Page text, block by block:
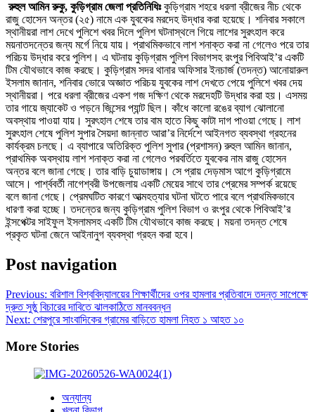
রুহুল আমিন রুকু, কুড়িগ্রাম জেলা প্রতিনিধিঃকুড়িগ্রাম শহরে ধরলা ব্রীজের নীচ থেকে
রাজু হোসেন অন্তর (২৫) নামে এক যুবকের মরদেহ উদ্ধার করা হয়েছে। শনিবার সকালে
স্থানীয়রা লাশ দেখে পুলিশে খবর দিলে পুলিশ ঘটনাস্থলে গিয়ে লাশের সুরৎহাল করে
ময়নাতদন্তের জন্য মর্গে নিয়ে যায়। প্রাথমিকভাবে লাশ শনাক্ত করা না গেলেও পরে তার
পরিচয় উদ্ধার করে পুলিশ। এ ঘটনায় কুড়িগ্রাম পুলিশ বিভাগসহ রংপুর পিবিআই’র একটি
টিম যৌথভাবে কাজ করছে। কুড়িগ্রাম সদর থানার অফিসার ইনচার্জ (তদন্ত) আনোয়ারুল
ইসলাম জানান, শনিবার ভোরে অজ্ঞাত পরিচয় যুবকের লাশ দেখতে পেয়ে পুলিশে খবর দেয়
স্থানীয়রা। পরে ধরলা ব্রীজের একশ গজ দক্ষিণ থেকে মরদেহটি উদ্ধার করা হয়। এসময়
তার গায়ে জ্যাকেট ও পড়নে জিন্সের প্যান্ট ছিল। কাঁধে কালো রঙের ব্যাগ ঝোলানো
অবস্থায় পাওয়া যায়। সুরৎহাল শেষে তার বাম হাতে কিছু কাটা দাগ পাওয়া গেছে। লাশ
সুরৎহাল শেষে পুলিশ সুপার সৈয়দা জান্নাত আরা’র নির্দেশে আইনগত ব্যবস্থা গ্রহনের
কার্যক্রম চলছে। এ ব্যাপারে অতিরিক্ত পুলিশ সুপার (প্রশাসন) রুহুল আমিন জানান,
প্রাথমিক অবস্থায় লাশ শনাক্ত করা না গেলেও পরবর্তিতে যুবকের নাম রাজু হোসেন
অন্তর বলে জানা গেছে। তার বাড়ি চুয়াডাঙ্গায়। সে প্রায় দেড়মাস আগে কুড়িগ্রামে
আসে। পার্শ্ববর্তী নাগেশ্বরী উপজেলায় একটি মেয়ের সাথে তার প্রেমের সম্পর্ক রয়েছে
বলে জানা গেছে। প্রেমঘটিত কারণে আত্মহত্যার ঘটনা ঘটতে পারে বলে প্রাথমিকভাবে
ধারণা করা হচ্ছে। তদন্তের জন্য কুড়িগ্রাম পুলিশ বিভাগ ও রংপুর থেকে পিবিআই’র
ইন্সপেক্টর সাইফুল ইসলামসহ একটি টিম যৌথভাবে কাজ করছে। ময়না তদন্ত শেষে
প্রকৃত ঘটনা জেনে আইনানুগ ব্যবস্থা গ্রহন করা হবে।
Post navigation
Previous: বরিশাল বিশ্ববিদ্যালয়ের শিক্ষার্থীদের ওপর হামলার প্রতিবাদে তদন্ত সাপেক্ষে
দ্রুত সুষ্ঠু বিচারের দাবিতে ঝালকাঠিতে মানববন্ধন
Next: শেরপুরে সাংবাদিকের গ্রামের বাড়িতে হামলা নিহত ১ আহত ১০
More Stories
অন্যান্য